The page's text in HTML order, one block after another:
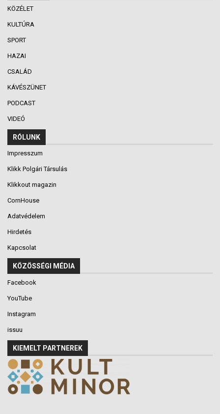
KÖZÉLET
KULTÚRA
SPORT
HAZAI
CSALÁD
KÁVÉSZÜNET
PODCAST
VIDEÓ
RÓLUNK
Impresszum
Klikk Polgári Társulás
Klikkout magazin
CornHouse
Adatvédelem
Hirdetés
Kapcsolat
KÖZÖSSÉGI MÉDIA
Facebook
YouTube
Instagram
issuu
KIEMELT PARTNEREK